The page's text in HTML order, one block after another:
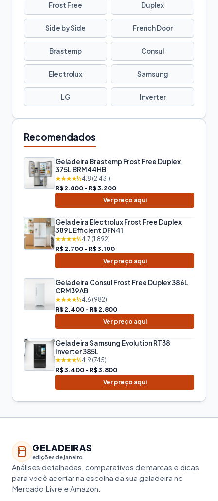
Frost Free Duplex
Side by Side French Door
Brastemp Consul
Electrolux Samsung
LG Inverter
Recomendados
Geladeira Brastemp Frost Free Duplex
375L BRM44HB
★★★★½4.8 (2.431)
R$ 2.800 - R$ 3.200
Ver preço aqui
Geladeira Electrolux Frost Free Duplex
389L Efficient DFN41
★★★★½4.7 (1.892)
R$ 2.700 - R$ 3.100
Ver preço aqui
Geladeira Consul Frost Free Duplex 386L
CRM39AB
★★★★½4.6 (982)
R$ 2.400 - R$ 2.800
Ver preço aqui
Geladeira Samsung Evolution RT38
Inverter 385L
★★★★½4.9 (745)
R$ 3.400 - R$ 3.800
Ver preço aqui
GELADEIRAS
edições de janeiro
Análises detalhadas, comparativos de marcas e dicas
para você acertar na escolha da sua geladeira no
Mercado Livre e Amazon.